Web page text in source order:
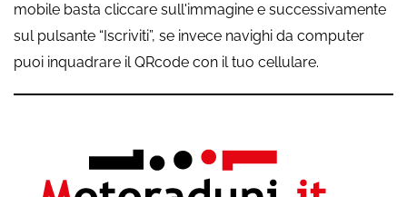
mobile basta cliccare sull'immagine e successivamente
sul pulsante “Iscriviti”, se invece navighi da computer
puoi inquadrare il QRcode con il tuo cellulare.